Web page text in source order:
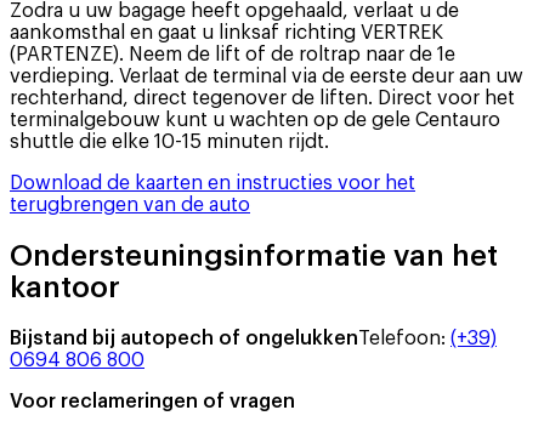
Zodra u uw bagage heeft opgehaald, verlaat u de
aankomsthal en gaat u linksaf richting VERTREK
(PARTENZE). Neem de lift of de roltrap naar de 1e
verdieping. Verlaat de terminal via de eerste deur aan uw
rechterhand, direct tegenover de liften. Direct voor het
terminalgebouw kunt u wachten op de gele Centauro
shuttle die elke 10-15 minuten rijdt.
Download de kaarten en instructies voor het
terugbrengen van de auto
Ondersteuningsinformatie van het
kantoor
Bijstand bij autopech of ongelukkenTelefoon: (+39)
0694 806 800
Voor reclameringen of vragen